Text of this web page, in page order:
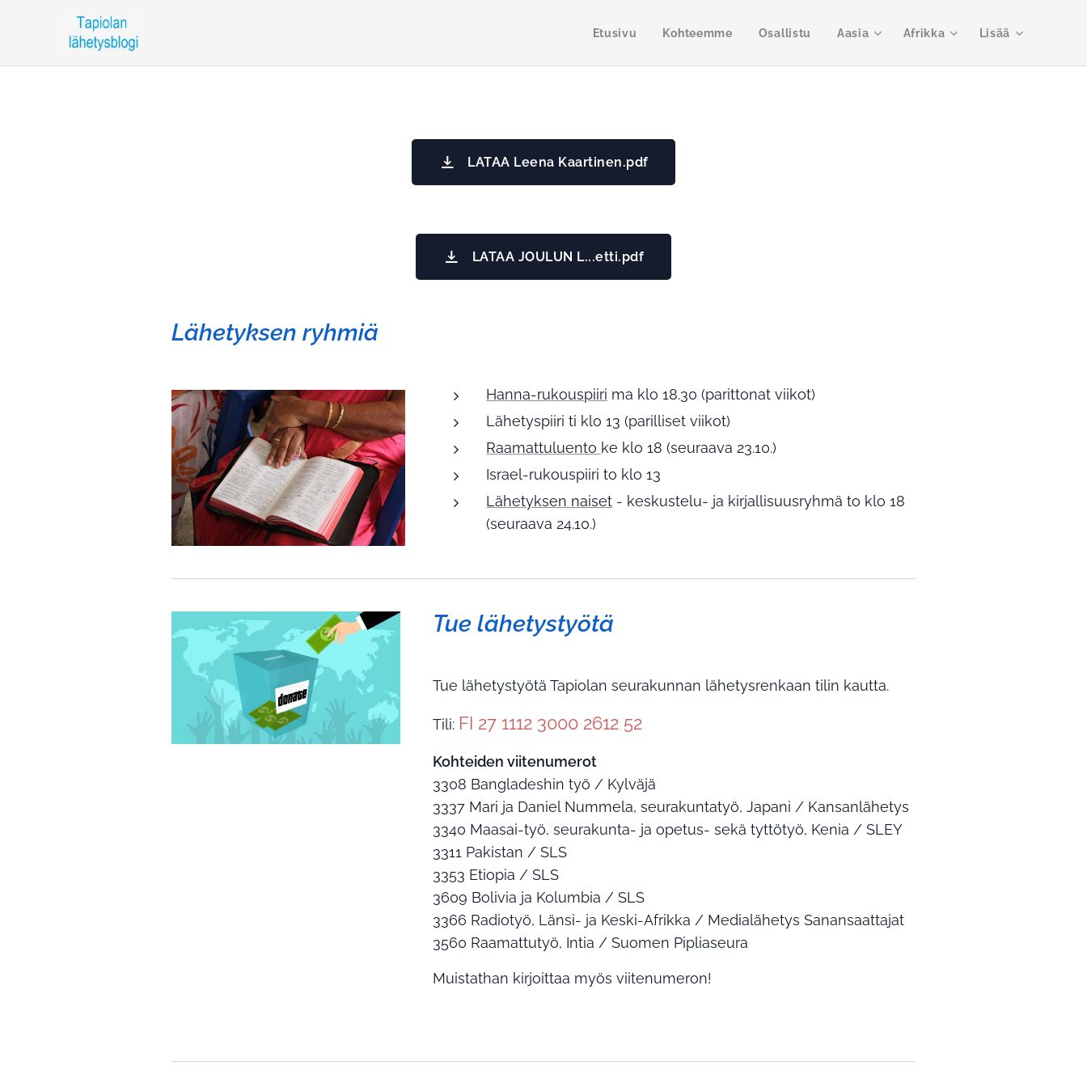
Etusivu Kohteemme Osallistu Aasia Afrikka Lisää
LATAA Leena Kaartinen.pdf
LATAA JOULUN L...etti.pdf
Lähetyksen ryhmiä
Hanna-rukouspiiri ma klo 18.30 (parittonat viikot)
Lähetyspiiri ti klo 13 (parilliset viikot)
Raamattuluento ke klo 18 (seuraava 23.10.)
Israel-rukouspiiri to klo 13
Lähetyksen naiset - keskustelu- ja kirjallisuusryhmä to klo 18
(seuraava 24.10.)
Tue lähetystyötä
Tue lähetystyötä Tapiolan seurakunnan lähetysrenkaan tilin kautta.
Tili: FI 27 1112 3000 2612 52
Kohteiden viitenumerot
3308 Bangladeshin työ / Kylväjä
3337 Mari ja Daniel Nummela, seurakuntatyö, Japani / Kansanlähetys
3340 Maasai-työ, seurakunta- ja opetus- sekä tyttötyö, Kenia / SLEY
3311 Pakistan / SLS
3353 Etiopia / SLS
3609 Bolivia ja Kolumbia / SLS
3366 Radiotyö, Länsi- ja Keski-Afrikka / Medialähetys Sanansaattajat
3560 Raamattutyö, Intia / Suomen Pipliaseura
Muistathan kirjoittaa myös viitenumeron!